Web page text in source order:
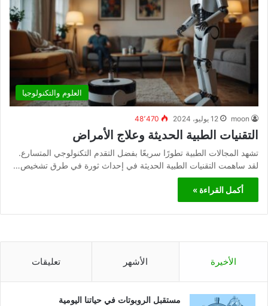
العلوم والتكنولوجيا
moon 12 يوليو، 2024 48٬470
التقنيات الطبية الحديثة وعلاج الأمراض
تشهد المجالات الطبية تطورًا سريعًا بفضل التقدم التكنولوجي المتسارع.
لقد ساهمت التقنيات الطبية الحديثة في إحداث ثورة في طرق تشخيص…
أكمل القراءة »
الأخيرة الأشهر تعليقات
مستقبل الروبوتات في حياتنا اليومية